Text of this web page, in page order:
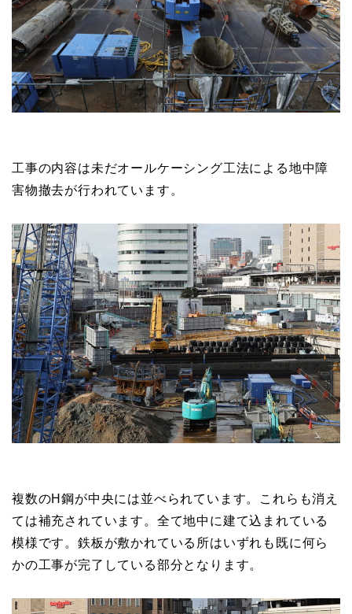
工事の内容は未だオールケーシング工法による地中障
害物撤去が行われています。
複数のH鋼が中央には並べられています。これらも消え
ては補充されています。全て地中に建て込まれている
模様です。鉄板が敷かれている所はいずれも既に何ら
かの工事が完了している部分となります。